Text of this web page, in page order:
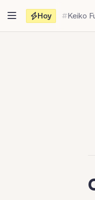
contenido
Hoy Keiko